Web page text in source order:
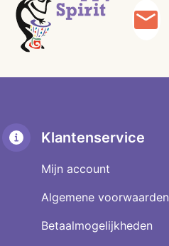
Klantenservice
Mijn account
Algemene voorwaarden
Betaalmogelijkheden